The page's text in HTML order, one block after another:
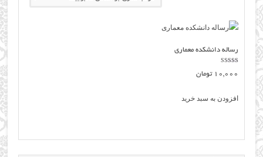
رساله دانشکده معماری
5.00
10,000 تومان
افزودن به سبد خرید